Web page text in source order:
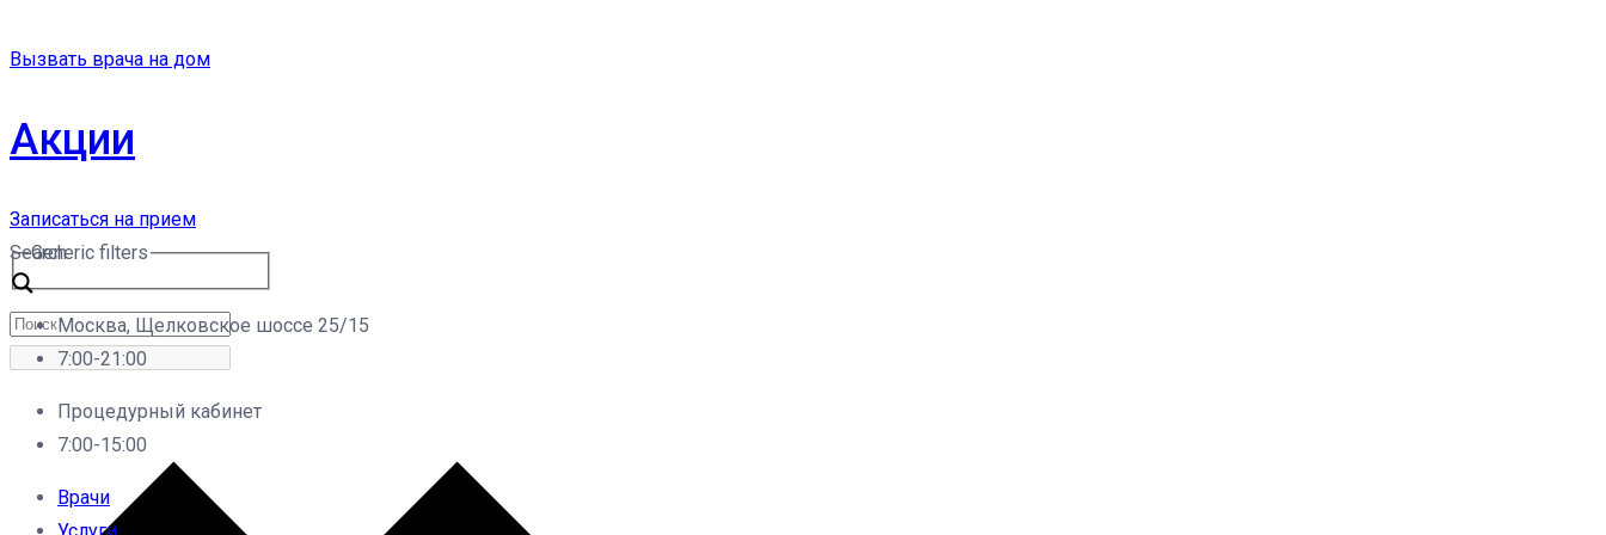
Вызвать врача на дом
Акции
Записаться на прием
Search
Generic filters
Москва, Щелковское шоссе 25/15
7:00-21:00
Процедурный кабинет
7:00-15:00
Врачи